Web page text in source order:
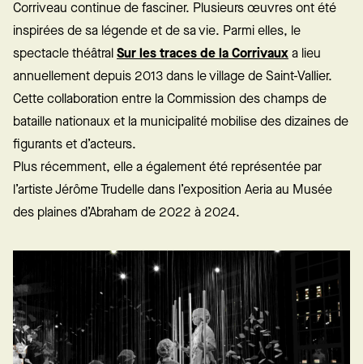
Corriveau continue de fasciner. Plusieurs œuvres ont été
inspirées de sa légende et de sa vie. Parmi elles, le
spectacle théâtral Sur les traces de la Corrivaux a lieu
annuellement depuis 2013 dans le village de Saint-Vallier.
Cette collaboration entre la Commission des champs de
bataille nationaux et la municipalité mobilise des dizaines de
figurants et d’acteurs.
Plus récemment, elle a également été représentée par
l’artiste Jérôme Trudelle dans l’exposition Aeria au Musée
des plaines d’Abraham de 2022 à 2024.